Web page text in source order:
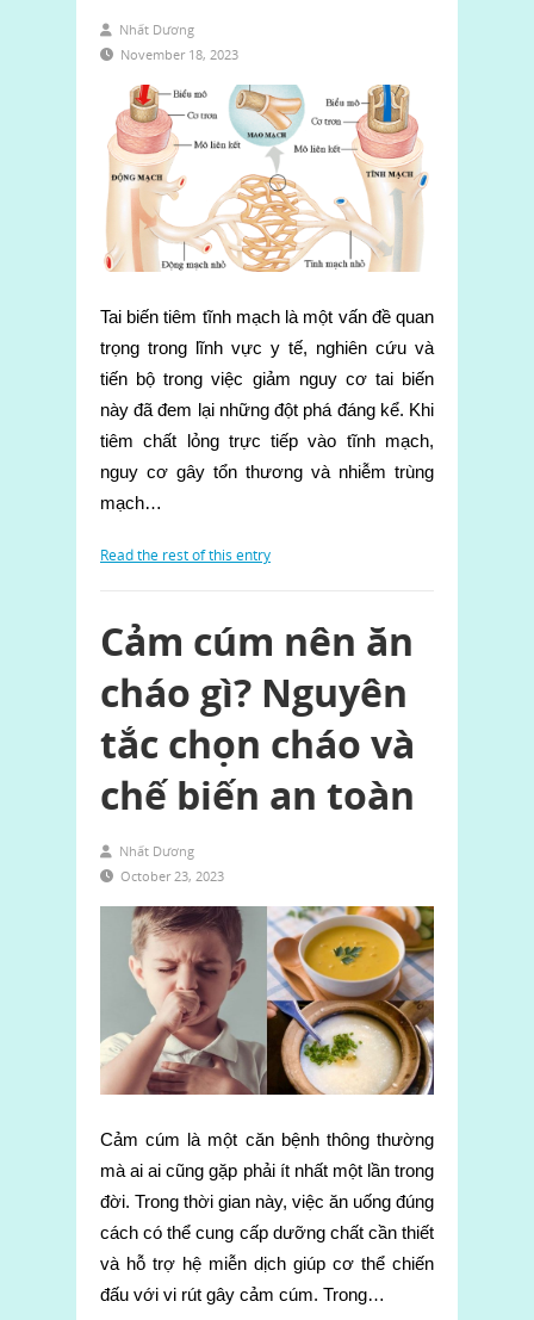
Nhất Dương
November 18, 2023
Tai biến tiêm tĩnh mạch là một vấn đề quan
trọng trong lĩnh vực y tế, nghiên cứu và
tiến bộ trong việc giảm nguy cơ tai biến
này đã đem lại những đột phá đáng kể. Khi
tiêm chất lỏng trực tiếp vào tĩnh mạch,
nguy cơ gây tổn thương và nhiễm trùng
mạch…
Read the rest of this entry
Cảm cúm nên ăn
cháo gì? Nguyên
tắc chọn cháo và
chế biến an toàn
Nhất Dương
October 23, 2023
Cảm cúm là một căn bệnh thông thường
mà ai ai cũng gặp phải ít nhất một lần trong
đời. Trong thời gian này, việc ăn uống đúng
cách có thể cung cấp dưỡng chất cần thiết
và hỗ trợ hệ miễn dịch giúp cơ thể chiến
đấu với vi rút gây cảm cúm. Trong…